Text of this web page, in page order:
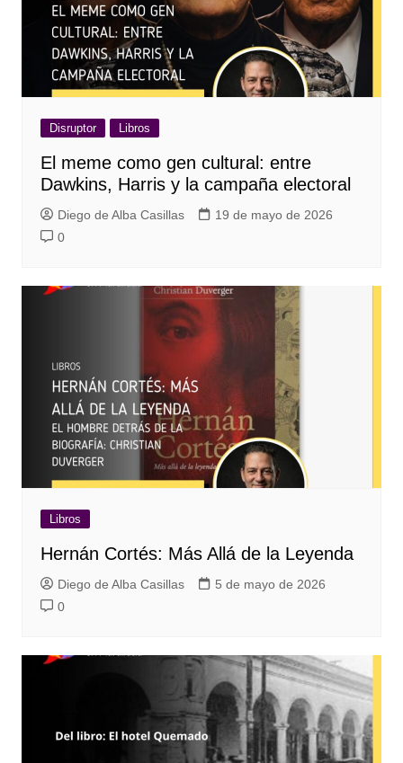
Disruptor Libros
El meme como gen cultural: entre
Dawkins, Harris y la campaña electoral
Diego de Alba Casillas
19 de mayo de 2026
0
Libros
Hernán Cortés: Más Allá de la Leyenda
Diego de Alba Casillas
5 de mayo de 2026
0